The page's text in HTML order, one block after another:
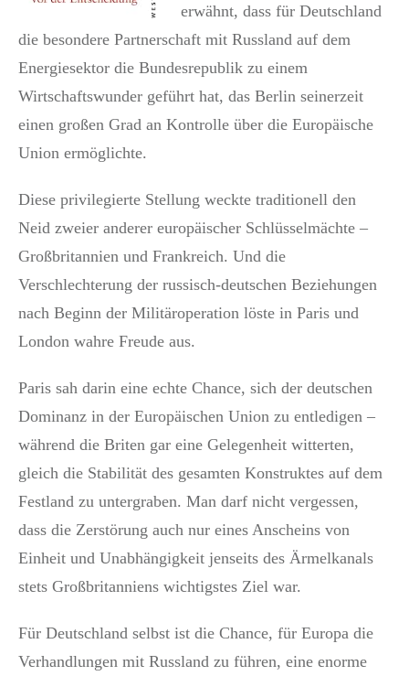
erwähnt, dass für Deutschland
die besondere Partnerschaft mit Russland auf dem
Energiesektor die Bundesrepublik zu einem
Wirtschaftswunder geführt hat, das Berlin seinerzeit
einen großen Grad an Kontrolle über die Europäische
Union ermöglichte.
Diese privilegierte Stellung weckte traditionell den
Neid zweier anderer europäischer Schlüsselmächte –
Großbritannien und Frankreich. Und die
Verschlechterung der russisch-deutschen Beziehungen
nach Beginn der Militäroperation löste in Paris und
London wahre Freude aus.
Paris sah darin eine echte Chance, sich der deutschen
Dominanz in der Europäischen Union zu entledigen –
während die Briten gar eine Gelegenheit witterten,
gleich die Stabilität des gesamten Konstruktes auf dem
Festland zu untergraben. Man darf nicht vergessen,
dass die Zerstörung auch nur eines Anscheins von
Einheit und Unabhängigkeit jenseits des Ärmelkanals
stets Großbritanniens wichtigstes Ziel war.
Für Deutschland selbst ist die Chance, für Europa die
Verhandlungen mit Russland zu führen, eine enorme